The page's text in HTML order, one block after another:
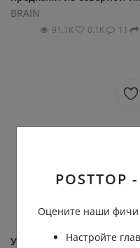
BRAIN
91.1К 0.1К 11
Учёные выяснили, что
Оцените наши фичи
Настройте